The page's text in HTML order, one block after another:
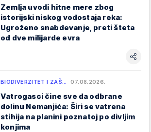
Zemlja uvodi hitne mere zbog
istorijski niskog vodostaja reka:
Ugroženo snabdevanje, preti šteta
od dve milijarde evra
BIODIVERZITET I ZAŠ… 07.08.2026.
Vatrogasci čine sve da odbrane
dolinu Nemanjića: Širi se vatrena
stihija na planini poznatoj po divljim
konjima